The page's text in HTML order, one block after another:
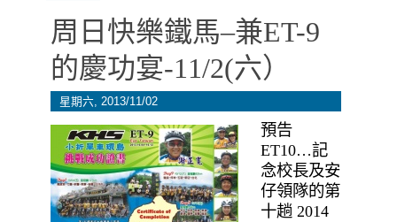
周日快樂鐵馬–兼ET-9
的慶功宴-11/2(六）
星期六, 2013/11/02
預告
ET10…記
念校長及安
仔領隊的第
十趟 2014